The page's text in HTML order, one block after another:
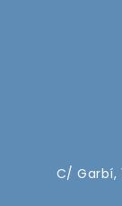
C/ Garbí,